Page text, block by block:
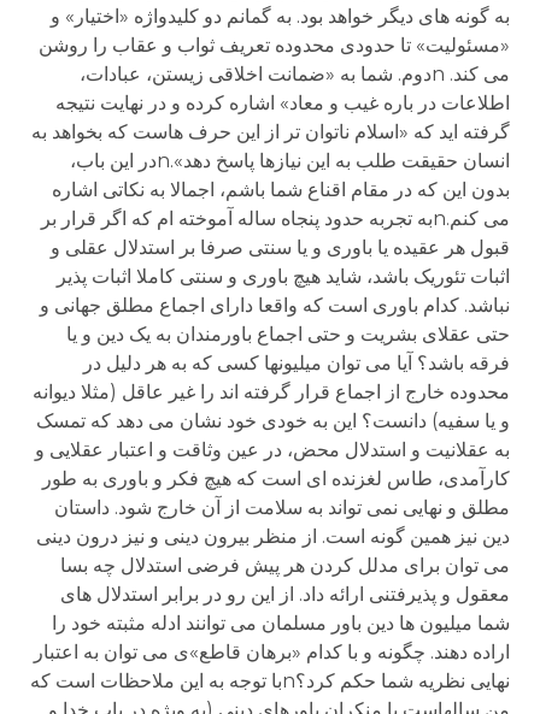
به گونه های دیگر خواهد بود. به گمانم دو کلیدواژه «اختیار» و
«مسئولیت» تا حدودی محدوده تعریف ثواب و عقاب را روشن
می کند. nدوم. شما به «ضمانت اخلاقی زیستن، عبادات،
اطلاعات در باره غیب و معاد» اشاره کرده و در نهایت نتیجه
گرفته اید که «اسلام ناتوان تر از این حرف هاست که بخواهد به
انسان حقیقت طلب به این نیازها پاسخ دهد».nدر این باب،
بدون این که در مقام اقناع شما باشم، اجمالا به نکاتی اشاره
می کنم.nبه تجربه حدود پنجاه ساله آموخته ام که اگر قرار بر
قبول هر عقیده یا باوری و یا سنتی صرفا بر استدلال عقلی و
اثبات تئوریک باشد، شاید هیچ باوری و سنتی کاملا اثبات پذیر
نباشد. کدام باوری است که واقعا دارای اجماع مطلق جهانی و
حتی عقلای بشریت و حتی اجماع باورمندان به یک دین و یا
فرقه باشد؟ آیا می توان میلیونها کسی که به هر دلیل در
محدوده خارج از اجماع قرار گرفته اند را غیر عاقل (مثلا دیوانه
و یا سفیه) دانست؟ این به خودی خود نشان می دهد که تمسک
به عقلانیت و استدلال محض، در عین وثاقت و اعتبار عقلایی و
کارآمدی، طاس لغزنده ای است که هیچ فکر و باوری به طور
مطلق و نهایی نمی تواند به سلامت از آن خارج شود. داستان
دین نیز همین گونه است. از منظر بیرون دینی و نیز درون دینی
می توان برای مدلل کردن هر پیش فرضی استدلال چه بسا
معقول و پذیرفتنی ارائه داد. از این رو در برابر استدلال های
شما میلیون ها دین باور مسلمان می توانند ادله مثبته خود را
اراده دهند. چگونه و با کدام «برهان قاطع»ی می توان به اعتبار
نهایی نظریه شما حکم کرد؟nبا توجه به این ملاحظات است که